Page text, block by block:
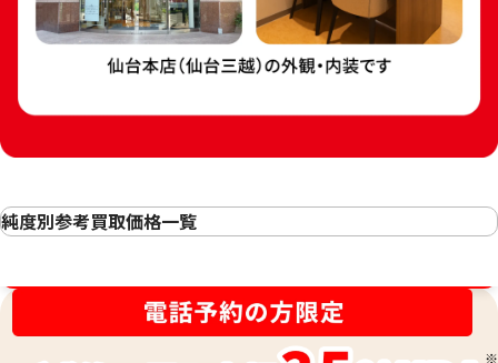
24金 (K24) カレンダー 新星工業 子
3.5g
104,100円
3g
89,200円
純度別参考買取価格一覧
22金（K22）の買取
21.6金(K21.6)の買取